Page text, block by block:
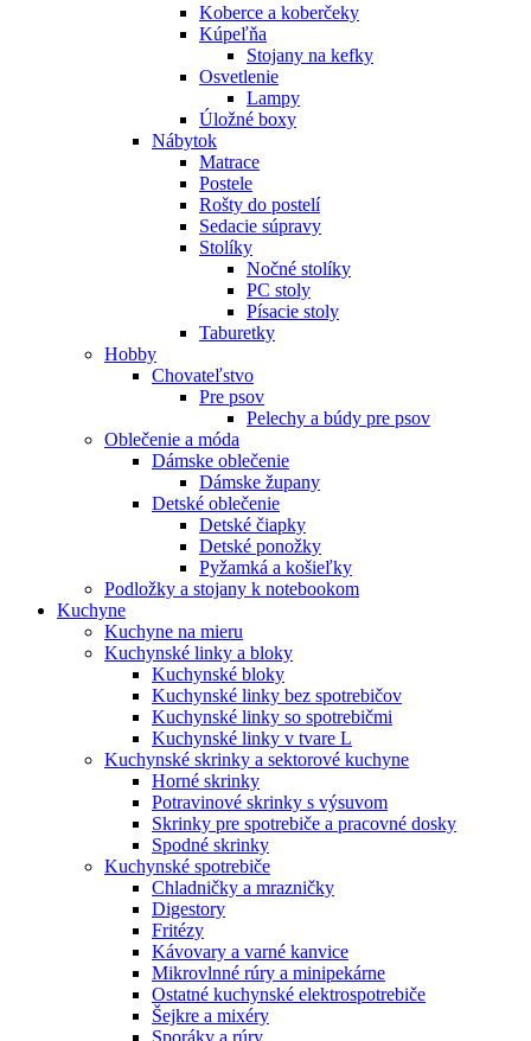
Koberce a koberčeky
Kúpeľňa
Stojany na kefky
Osvetlenie
Lampy
Úložné boxy
Nábytok
Matrace
Postele
Rošty do postelí
Sedacie súpravy
Stolíky
Nočné stolíky
PC stoly
Písacie stoly
Taburetky
Hobby
Chovateľstvo
Pre psov
Pelechy a búdy pre psov
Oblečenie a móda
Dámske oblečenie
Dámske župany
Detské oblečenie
Detské čiapky
Detské ponožky
Pyžamká a košieľky
Podložky a stojany k notebookom
Kuchyne
Kuchyne na mieru
Kuchynské linky a bloky
Kuchynské bloky
Kuchynské linky bez spotrebičov
Kuchynské linky so spotrebičmi
Kuchynské linky v tvare L
Kuchynské skrinky a sektorové kuchyne
Horné skrinky
Potravinové skrinky s výsuvom
Skrinky pre spotrebiče a pracovné dosky
Spodné skrinky
Kuchynské spotrebiče
Chladničky a mrazničky
Digestory
Fritézy
Kávovary a varné kanvice
Mikrovlnné rúry a minipekárne
Ostatné kuchynské elektrospotrebiče
Šejkre a mixéry
Sporáky a rúry